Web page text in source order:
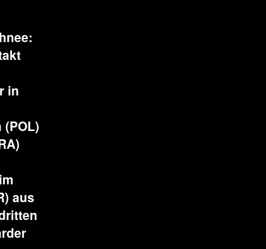
in
aus